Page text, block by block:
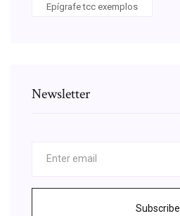
Epígrafe tcc exemplos
Newsletter
Subscribe